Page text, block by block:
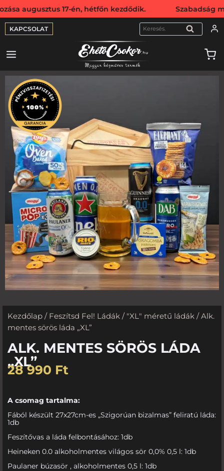
én, hétfőn kezdődik. Szabadság miatt
KAPCSOLAT KERESÉS
Kezdőlap / Feszítsd Fel! Ládák / "XL" méretű ládák / Alk.
mentes sörös láda „XL”
ALK. MENTES SÖRÖS LÁDA
„XL”
28 990 Ft
A csomag tartalma:
Fából készült 27x27cm-es „Szigorúan bizalmas” feliratú láda:
1db
Feszítővas a láda felbontásához: 1db
Heineken 0.0 alkoholmentes világos sör 0,0% 0,5 l: 1db
Paulaner búzasör , alkoholmentes 0,5 l: 1db